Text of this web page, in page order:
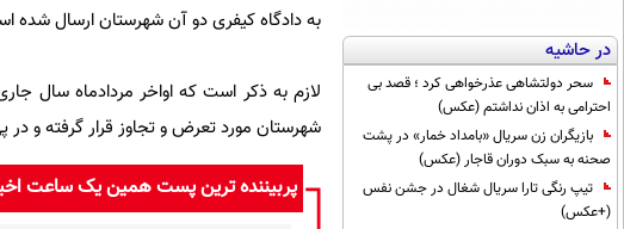
در حاشیه
سحر دولتشاهی عذرخواهی کرد ؛ قصد بی
احترامی به اذان نداشتم (عکس)
بازیگران زن سریال «بامداد خمار» در پشت
صحنه به سبک دوران قاجار (عکس)
تیپ رنگی تارا سریال شغال در جشن نفس
(+عکس)
به دادگاه کیفری دو آن شهرستان ارسال شده
شهرستان مورد تعرض و تجاوز قرار گرفته و
پربیننده ترین پست همین یک ساعت